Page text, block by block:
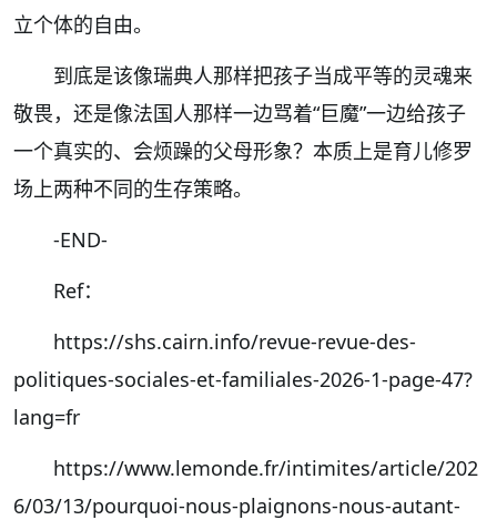
立个体的自由。
到底是该像瑞典人那样把孩子当成平等的灵魂来
敬畏，还是像法国人那样一边骂着“巨魔”一边给孩子
一个真实的、会烦躁的父母形象？本质上是育儿修罗
场上两种不同的生存策略。
-END-
Ref：
https://shs.cairn.info/revue-revue-des-
politiques-sociales-et-familiales-2026-1-page-47?
lang=fr
https://www.lemonde.fr/intimites/article/202
6/03/13/pourquoi-nous-plaignons-nous-autant-